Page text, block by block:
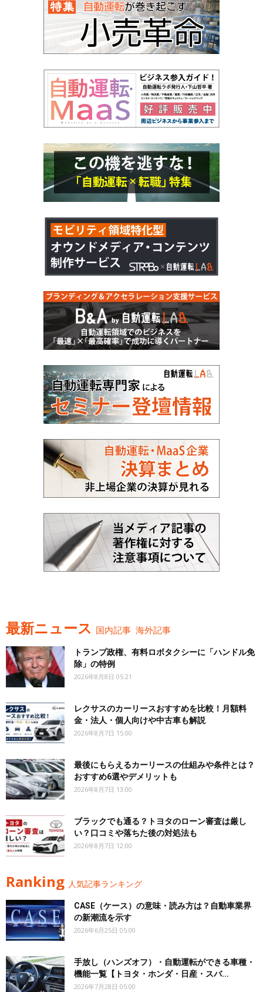
最新ニュース 国内記事 海外記事
トランプ政権、有料ロボタクシーに「ハンドル免
除」の特例
2026年8月8日 05:21
レクサスのカーリースおすすめを比較！月額料
金・法人・個人向けや中古車も解説
2026年8月7日 15:00
最後にもらえるカーリースの仕組みや条件とは？
おすすめ6選やデメリットも
2026年8月7日 13:00
ブラックでも通る？トヨタのローン審査は厳し
い？口コミや落ちた後の対処法も
2026年8月7日 12:00
Ranking 人気記事ランキング
CASE（ケース）の意味・読み方は？自動車業界
の新潮流を示す
2026年6月25日 05:00
手放し（ハンズオフ）・自動運転ができる車種・
機能一覧【トヨタ・ホンダ・日産・スバ...
2026年7月28日 05:00